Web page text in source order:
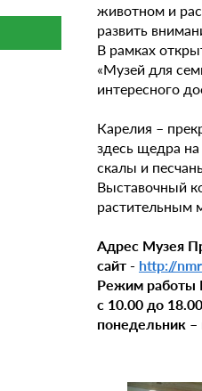
животном и
развить
В рамках
«Музей для
интересного
Карелия –
здесь щедра
скалы и
Выставочный
растительным
Адрес Музея
сайт - http://
Режим работы
с 10.00 до
понедельник